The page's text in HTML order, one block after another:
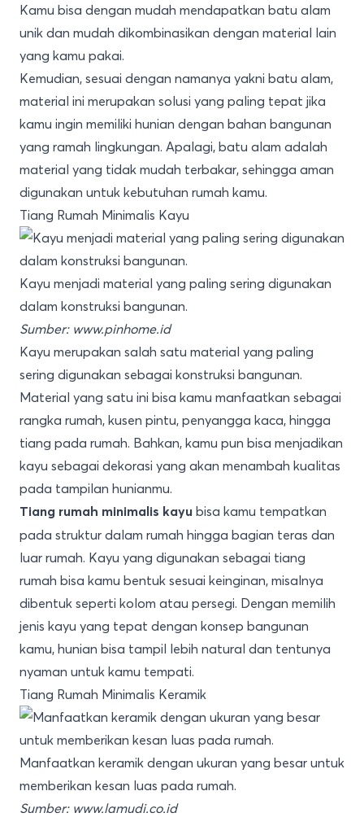
Kamu bisa dengan mudah mendapatkan batu alam
unik dan mudah dikombinasikan dengan material lain
yang kamu pakai.
Kemudian, sesuai dengan namanya yakni batu alam,
material ini merupakan solusi yang paling tepat jika
kamu ingin memiliki hunian dengan bahan bangunan
yang ramah lingkungan. Apalagi, batu alam adalah
material yang tidak mudah terbakar, sehingga aman
digunakan untuk kebutuhan rumah kamu.
Tiang Rumah Minimalis Kayu
Kayu menjadi material yang paling sering digunakan
dalam konstruksi bangunan.
Sumber: www.pinhome.id
Kayu merupakan salah satu material yang paling
sering digunakan sebagai konstruksi bangunan.
Material yang satu ini bisa kamu manfaatkan sebagai
rangka rumah, kusen pintu, penyangga kaca, hingga
tiang pada rumah. Bahkan, kamu pun bisa menjadikan
kayu sebagai dekorasi yang akan menambah kualitas
pada tampilan hunianmu.
Tiang rumah minimalis kayu bisa kamu tempatkan
pada struktur dalam rumah hingga bagian teras dan
luar rumah. Kayu yang digunakan sebagai tiang
rumah bisa kamu bentuk sesuai keinginan, misalnya
dibentuk seperti kolom atau persegi. Dengan memilih
jenis kayu yang tepat dengan konsep bangunan
kamu, hunian bisa tampil lebih natural dan tentunya
nyaman untuk kamu tempati.
Tiang Rumah Minimalis Keramik
Manfaatkan keramik dengan ukuran yang besar untuk
memberikan kesan luas pada rumah.
Sumber: www.lamudi.co.id